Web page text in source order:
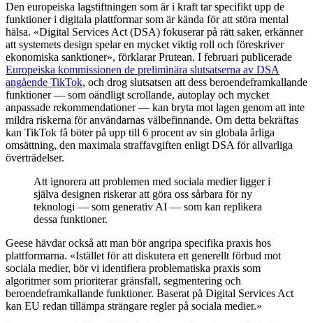
Den europeiska lagstiftningen som är i kraft tar specifikt upp de
funktioner i digitala plattformar som är kända för att störa mental
hälsa. «Digital Services Act (DSA) fokuserar på rätt saker, erkänner
att systemets design spelar en mycket viktig roll och föreskriver
ekonomiska sanktioner», förklarar Prutean. I februari publicerade
Europeiska kommissionen de preliminära slutsatserna av DSA
angående TikTok, och drog slutsatsen att dess beroendeframkallande
funktioner — som oändligt scrollande, autoplay och mycket
anpassade rekommendationer — kan bryta mot lagen genom att inte
mildra riskerna för användarnas välbefinnande. Om detta bekräftas
kan TikTok få böter på upp till 6 procent av sin globala årliga
omsättning, den maximala straffavgiften enligt DSA för allvarliga
överträdelser.
Att ignorera att problemen med sociala medier ligger i
själva designen riskerar att göra oss sårbara för ny
teknologi — som generativ AI — som kan replikera
dessa funktioner.
Geese hävdar också att man bör angripa specifika praxis hos
plattformarna. «Istället för att diskutera ett generellt förbud mot
sociala medier, bör vi identifiera problematiska praxis som
algoritmer som prioriterar gränsfall, segmentering och
beroendeframkallande funktioner. Baserat på Digital Services Act
kan EU redan tillämpa strängare regler på sociala medier.»